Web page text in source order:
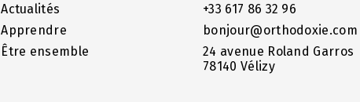
Actualités
Apprendre
Être ensemble
+33 617 86 32 96
bonjour@orthodoxie.com
24 avenue Roland Garros
78140 Vélizy